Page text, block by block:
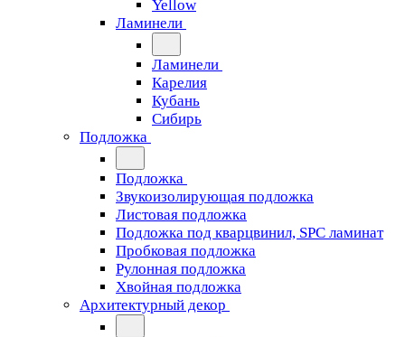
Yellow
Ламинели
Ламинели
Карелия
Кубань
Сибирь
Подложка
Подложка
Звукоизолирующая подложка
Листовая подложка
Подложка под кварцвинил, SPC ламинат
Пробковая подложка
Рулонная подложка
Хвойная подложка
Архитектурный декор